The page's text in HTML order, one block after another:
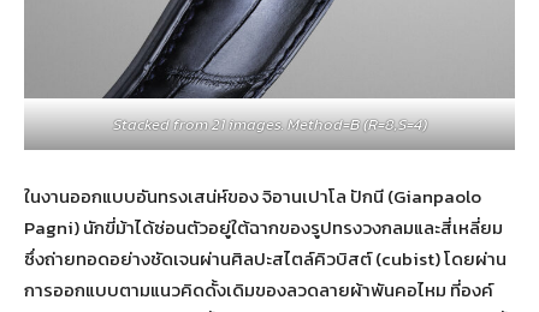
Stacked from 21 images. Method=B (R=8,S=4)
ในงานออกแบบอันทรงเสน่ห์ของ จิอานเปาโล ปักนี (Gianpaolo
Pagni) นักขี่ม้าได้ซ่อนตัวอยู่ใต้ฉากของรูปทรงวงกลมและสี่เหลี่ยม
ซึ่งถ่ายทอดอย่างชัดเจนผ่านศิลปะสไตล์คิวบิสต์ (cubist) โดยผ่าน
การออกแบบตามแนวคิดดั้งเดิมของลวดลายผ้าพันคอไหม ที่องค์